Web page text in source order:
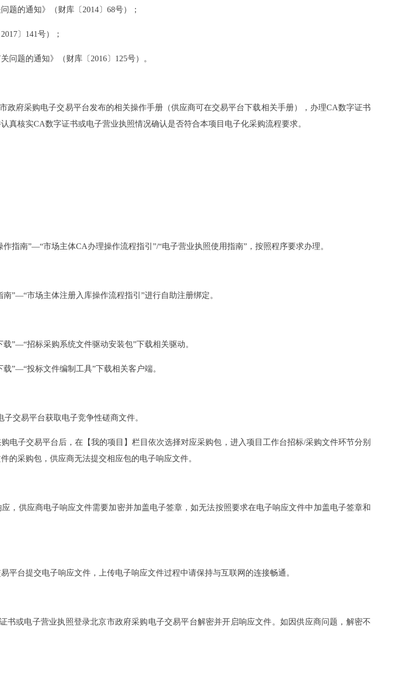
的通知》（财库〔2014〕68号）；
〕141号）；
题的通知》（财库〔2016〕125号）。
府采购电子交易平台发布的相关操作手册（供应商可在交易平台下载相关手册），办理CA数字证书
真核实CA数字证书或电子营业执照情况确认是否符合本项目电子化采购流程要求。
南”—“市场主体CA办理操作流程指引”/“电子营业执照使用指南”，按照程序要求办理。
市场主体注册入库操作流程指引”进行自助注册绑定。
招标采购系统文件驱动安装包”下载相关驱动。
投标文件编制工具”下载相关客户端。
交易平台获取电子竞争性磋商文件。
子交易平台后，在【我的项目】栏目依次选择对应采购包，进入项目工作台招标/采购文件环节分别
的采购包，供应商无法提交相应包的电子响应文件。
供应商电子响应文件需要加密并加盖电子签章，如无法按照要求在电子响应文件中加盖电子签章和
台提交电子响应文件，上传电子响应文件过程中请保持与互联网的连接畅通。
或电子营业执照登录北京市政府采购电子交易平台解密并开启响应文件。如因供应商问题，解密不